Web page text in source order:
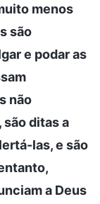
menos
são
e podar as
não
ditas a
las, e são
a Deus